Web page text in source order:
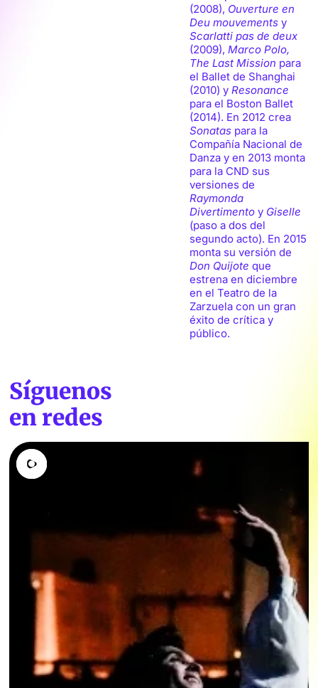
(2008), Ouverture en
Deu mouvementsy
Scarlatti pas de deux
(2009),Marco Polo,
The Last Mission para
el Ballet de Shanghai
(2010) yResonance
para el Boston Ballet
(2014). En 2012 crea
Sonatas para la
Compañía Nacional de
Danza y en 2013 monta
para la CND sus
versiones de
Raymonda
Divertimento y Giselle
(paso a dos del
segundo acto). En 2015
monta su versión de
Don Quijote que
estrena en diciembre
en el Teatro de la
Zarzuela con un gran
éxito de crítica y
público.
Síguenos
en redes